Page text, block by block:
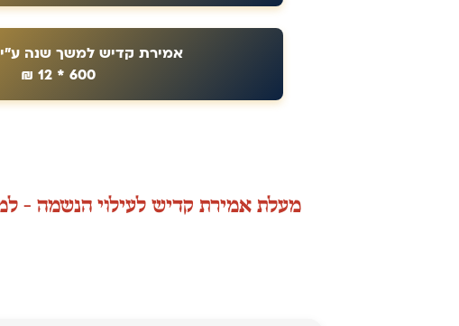
אמירת קדיש למשך שנה
600 * 12 ₪
מעלת אמירת קדיש לעילוי הנשמה -